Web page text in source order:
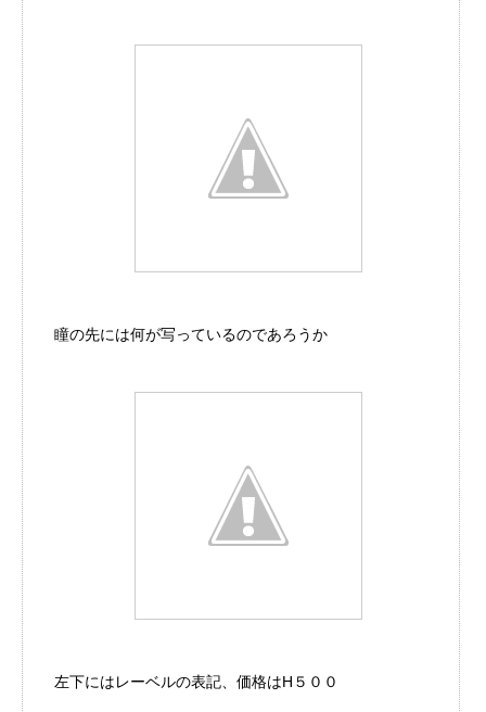
瞳の先には何が写っているのであろうか
左下にはレーベルの表記、価格はH５００